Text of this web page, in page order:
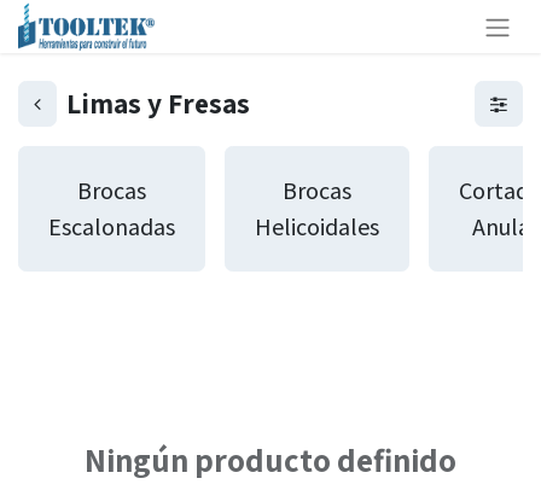
Limas y Fresas
Brocas
Escalonadas
Brocas
Helicoidales
Ningún producto definido